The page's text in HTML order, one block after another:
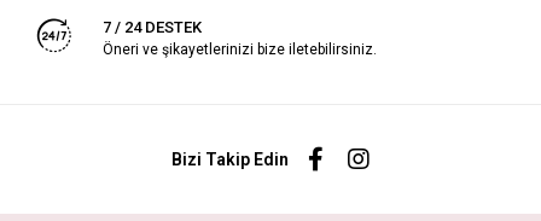
7 / 24 DESTEK
Öneri ve şikayetlerinizi bize iletebilirsiniz.
Bizi Takip Edin